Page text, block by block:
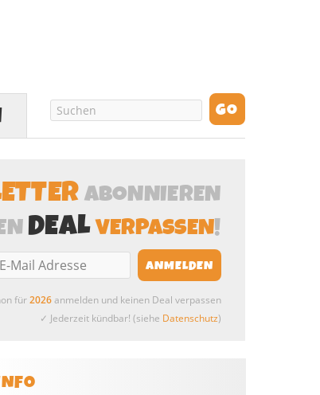
ABONNIEREN
DEALVERPASSEN!
für2026anmelden und keinen Deal verpassen
✓ Jederzeit kündbar! (siehe Datenschutz)